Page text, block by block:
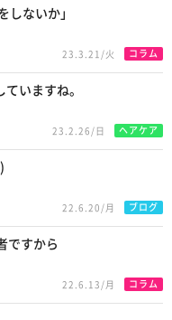
しないか」
23.3.21/火 コラム
いますね。
23.2.26/日 ヘアケア
22.6.20/月 ブログ
ですから
22.6.13/月 コラム